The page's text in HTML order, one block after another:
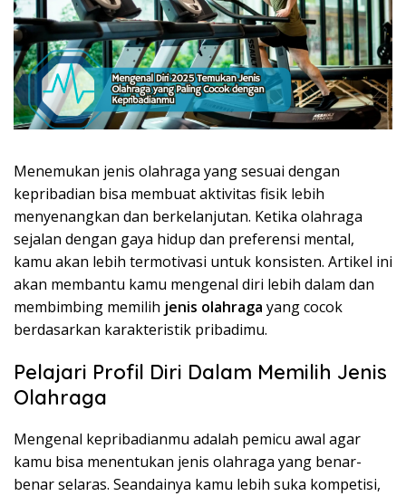
Menemukan jenis olahraga yang sesuai dengan
kepribadian bisa membuat aktivitas fisik lebih
menyenangkan dan berkelanjutan. Ketika olahraga
sejalan dengan gaya hidup dan preferensi mental,
kamu akan lebih termotivasi untuk konsisten. Artikel ini
akan membantu kamu mengenal diri lebih dalam dan
membimbing memilih jenis olahraga yang cocok
berdasarkan karakteristik pribadimu.
Pelajari Profil Diri Dalam Memilih Jenis
Olahraga
Mengenal kepribadianmu adalah pemicu awal agar
kamu bisa menentukan jenis olahraga yang benar-
benar selaras. Seandainya kamu lebih suka kompetisi,